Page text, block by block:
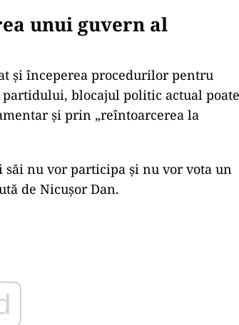
unui guvern al
și începerea procedurilor pentru
blocajul politic actual poate
și prin „reîntoarcerea la
nu vor participa și nu vor vota un
de Nicușor Dan.